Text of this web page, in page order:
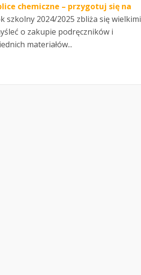
chemiczne – przygotuj się na
szkolny 2024/2025 zbliża się wielkimi
o zakupie podręczników i
materiałów...